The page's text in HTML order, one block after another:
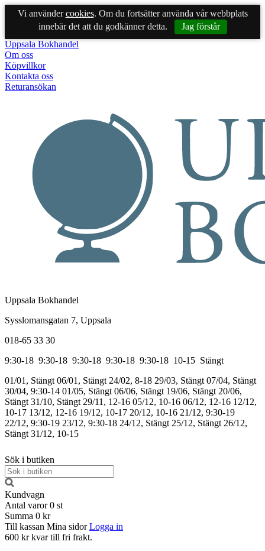
Vi användercookies. Om du fortsätter använda vår webbplats
innebär det att du godkänner detta.
Jag förstår
Uppsala Bokhandel
Om oss
Köpvillkor
Kontakta oss
Returansökan
Uppsala Bokhandel
Sysslomansgatan 7, Uppsala
018-65 33 30
9:30-18 9:30-18 9:30-18 9:30-18 9:30-18 10-15 Stängt
01/01, Stängt 06/01, Stängt 24/02, 8-18 29/03, Stängt 07/04, Stängt
30/04, 9:30-14 01/05, Stängt 06/06, Stängt 19/06, Stängt 20/06,
Stängt 31/10, Stängt 29/11, 12-16 05/12, 10-16 06/12, 12-16 12/12,
10-17 13/12, 12-16 19/12, 10-17 20/12, 10-16 21/12, 9:30-19
22/12, 9:30-19 23/12, 9:30-18 24/12, Stängt 25/12, Stängt 26/12,
Stängt 31/12, 10-15
Sök i butiken
Kundvagn
Antal varor 0 st
Summa 0 kr
Till kassan Mina sidor Logga in
600 kr kvar till fri frakt.